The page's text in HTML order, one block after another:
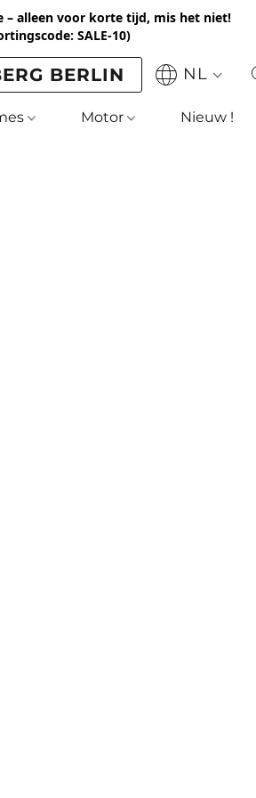
– alleen voor korte tijd, mis het niet!
SALE-10)
BERLIN NL
Motor Nieuw !